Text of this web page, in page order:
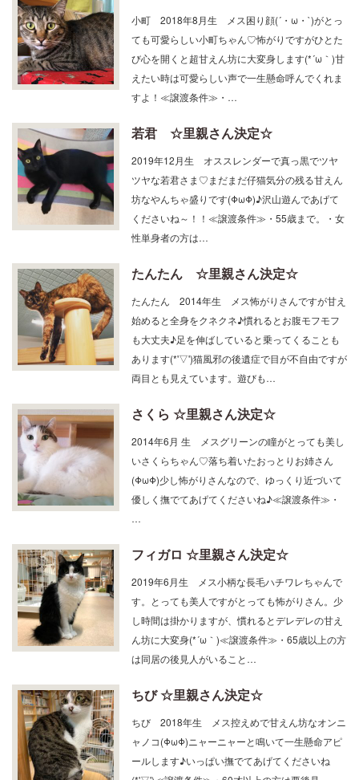
ても可愛らしい小町ちゃん♡怖がりですがひとた
び心を開くと超甘えん坊に大変身します(*´ω｀)甘
えたい時は可愛らしい声で一生懸命呼んでくれま
すよ！≪譲渡条件≫・…
若君 ☆里親さん決定☆
ツヤな若君さま♡まだまだ仔猫気分の残る甘えん
坊なやんちゃ盛りです(ΦωΦ)♪沢山遊んであげて
くださいね～！！≪譲渡条件≫・55歳まで。・女
性単身者の方は…
たんたん ☆里親さん決定☆
始めると全身をクネクネ♪慣れるとお腹モフモフ
も大丈夫♪足を伸ばしていると乗ってくることも
あります(*'▽')猫風邪の後遺症で目が不自由ですが
両目とも見えています。遊びも…
さくら ☆里親さん決定☆
いさくらちゃん♡落ち着いたおっとりお姉さん
(ΦωΦ)少し怖がりさんなので、ゆっくり近づいて
優しく撫でてあげてくださいね♪≪譲渡条件≫・
…
フィガロ ☆里親さん決定☆
す。とっても美人ですがとっても怖がりさん。少
し時間は掛かりますが、慣れるとデレデレの甘え
ん坊に大変身(*´ω｀)≪譲渡条件≫・65歳以上の方
は同居の後見人がいること…
ちび ☆里親さん決定☆
ャノコ(ΦωΦ)ニャーニャーと鳴いて一生懸命アピ
ールします♪いっぱい撫でてあげてくださいね
(*'▽')≪譲渡条件≫・60才以上の方は要後見